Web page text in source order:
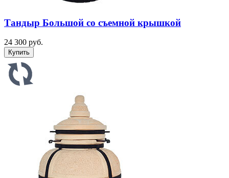
Тандыр Большой со съемной крышкой
24 300 руб.